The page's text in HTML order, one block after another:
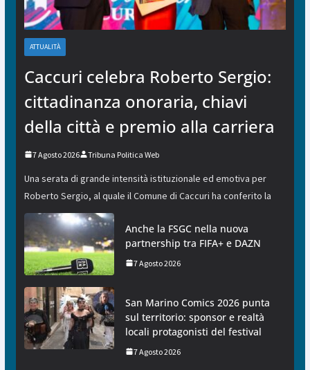
ATTUALITÀ
Caccuri celebra Roberto Sergio:
cittadinanza onoraria, chiavi
della città e premio alla carriera
7 Agosto 2026 Tribuna Politica Web
Una serata di grande intensità istituzionale ed emotiva per
Roberto Sergio, al quale il Comune di Caccuri ha conferito la
Anche la FSGC nella nuova
partnership tra FIFA+ e DAZN
7 Agosto 2026
San Marino Comics 2026 punta
sul territorio: sponsor e realtà
locali protagonisti del festival
7 Agosto 2026